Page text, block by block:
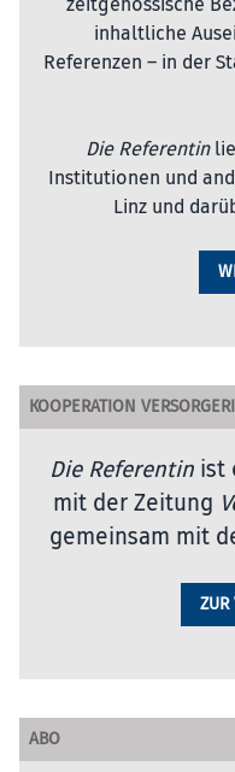
inhaltliche
Referenzen – in der
Die Referentin
Institutionen und
Linz und
KOOPERATION
Die Referentin ist
mit der Zeitung
gemeinsam mit
ZUR
ABO